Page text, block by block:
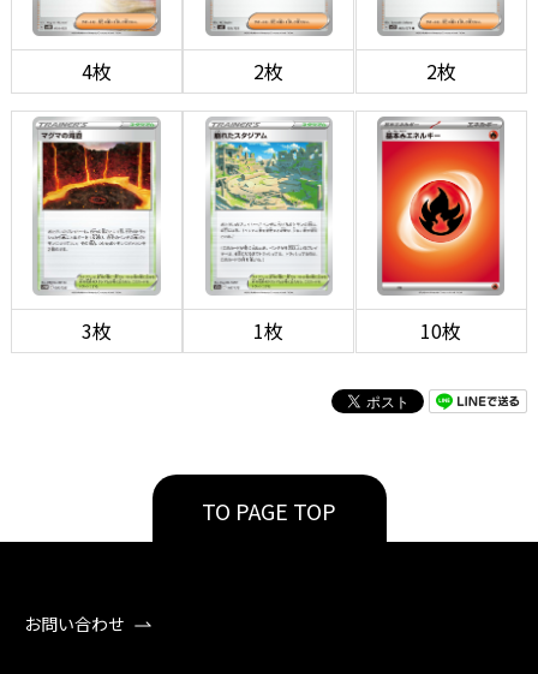
4枚 2枚 2枚
3枚 1枚 10枚
TO PAGE TOP
お問い合わせ